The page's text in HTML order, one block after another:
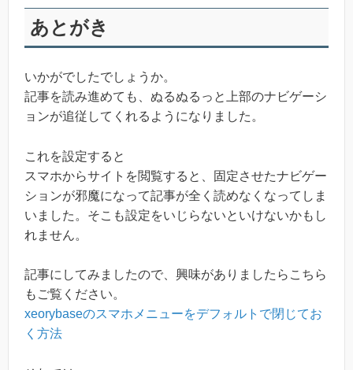
あとがき
いかがでしたでしょうか。
記事を読み進めても、ぬるぬるっと上部のナビゲーシ
ョンが追従してくれるようになりました。
これを設定すると
スマホからサイトを閲覧すると、固定させたナビゲー
ションが邪魔になって記事が全く読めなくなってしま
いました。そこも設定をいじらないといけないかもし
れません。
記事にしてみましたので、興味がありましたらこちら
もご覧ください。
xeorybaseのスマホメニューをデフォルトで閉じてお
く方法